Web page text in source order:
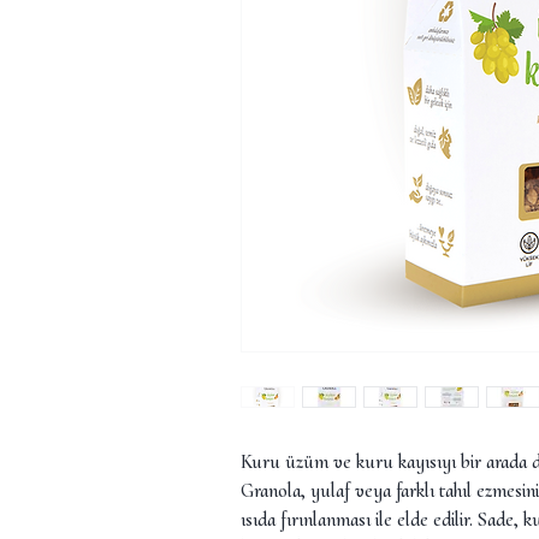
Kuru üzüm ve kuru kayısıyı bir arada
Granola, yulaf veya farklı tahıl
ısıda fırınlanması ile elde edilir.